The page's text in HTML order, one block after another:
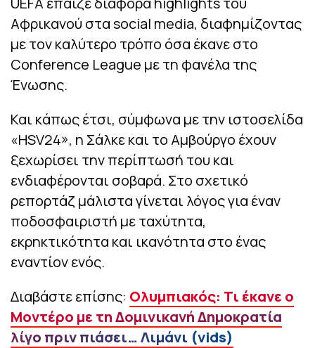
Αφρικανού στα social media, διαφημίζοντας
με τον καλύτερο τρόπο όσα έκανε στο
Conference League με τη φανέλα της
Ένωσης.
Και κάπως έτσι, σύμφωνα με την ιστοσελίδα
«HSV24», η Σάλκε και το Αμβούργο έχουν
ξεχωρίσει την περίπτωσή του και
ενδιαφέρονται σοβαρά. Στο σχετικό
ρεπορτάζ μάλιστα γίνεται λόγος για έναν
ποδοσφαιριστή με ταχύτητα,
εκρηκτικότητα και ικανότητα στο ένας
εναντίον ενός.
Διαβάστε επίσης: Ολυμπιακός: Τι έκανε ο
Μοντέρο με τη Δομινικανή Δημοκρατία
λίγο πριν πιάσει… Λιμάνι (vids)